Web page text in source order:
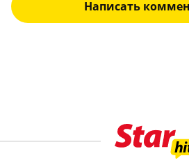
Написать